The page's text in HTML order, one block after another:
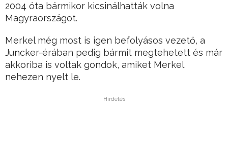
2004 óta bármikor kicsinálhatták volna
Magyraországot.
Merkel még most is igen befolyásos vezető, a
Juncker-érában pedig bármit megtehetett és már
akkoriba is voltak gondok, amiket Merkel
nehezen nyelt le.
Hirdetés